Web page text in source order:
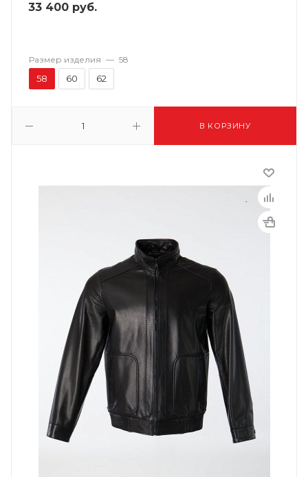
33 400 руб.
В КОРЗИНУ
Размер изделия — 58
58 60 62